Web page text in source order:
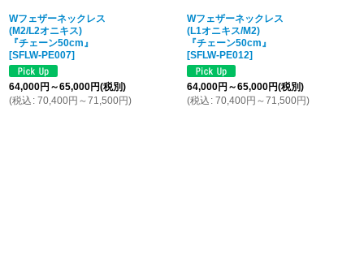
Wフェザーネックレス
(M2/L2オニキス)
『チェーン50cm』
[SFLW-PE007]
64,000円 ～65,000円(税別)
(税込 : 70,400円 ～71,500円)
Wフェザーネックレス
(L1オニキス/M2)
『チェーン50cm』
[SFLW-PE012]
64,000円 ～65,000円(税別)
(税込 : 70,400円 ～71,500円)